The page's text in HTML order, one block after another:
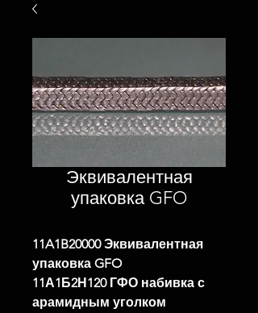
Эквивалентная
упаковка GFO
11A1B20000 Эквивалентная
упаковка GFO
11А1Б2Н120 ГФО набивка с
арамидным уголком